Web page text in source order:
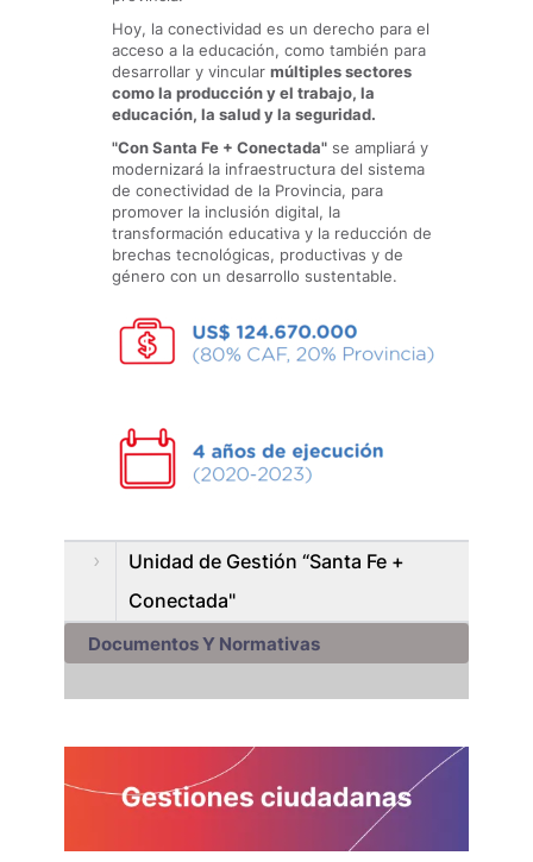
Hoy, la conectividad es un derecho para el
acceso a la educación, como también para
desarrollar y vincular múltiples sectores
como la producción y el trabajo, la
educación, la salud y la seguridad.
"Con Santa Fe + Conectada" se ampliará y
modernizará la infraestructura del sistema
de conectividad de la Provincia, para
promover la inclusión digital, la
transformación educativa y la reducción de
brechas tecnológicas, productivas y de
género con un desarrollo sustentable.
Unidad de Gestión “Santa Fe +
Conectada"
Documentos Y Normativas